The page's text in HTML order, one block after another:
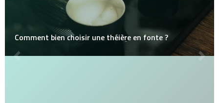
Comment bien choisir une théière en fonte ?